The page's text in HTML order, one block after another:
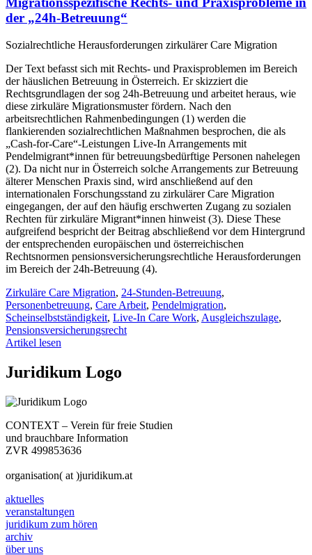
der „24h-Betreuung“
Sozialrechtliche Herausforderungen zirkulärer Care Migration
Der Text befasst sich mit Rechts- und Praxisproblemen im Bereich
der häuslichen Betreuung in Österreich. Er skizziert die
Rechtsgrundlagen der sog 24h-Betreuung und arbeitet heraus, wie
diese zirkuläre Migrationsmuster fördern. Nach den
arbeitsrechtlichen Rahmenbedingungen (1) werden die
flankierenden sozialrechtlichen Maßnahmen besprochen, die als
„Cash-for-Care“-Leistungen Live-In Arrangements mit
Pendelmigrant*innen für betreuungsbedürftige Personen nahelegen
(2). Da nicht nur in Österreich solche Arrangements zur Betreuung
älterer Menschen Praxis sind, wird anschließend auf den
internationalen Forschungsstand zu zirkulärer Care Migration
eingegangen, der auf den häufig erschwerten Zugang zu sozialen
Rechten für zirkuläre Migrant*innen hinweist (3). Diese These
aufgreifend bespricht der Beitrag abschließend vor dem Hintergrund
der entsprechenden europäischen und österreichischen
Rechtsnormen pensionsversicherungsrechtliche Herausforderungen
im Bereich der 24h-Betreuung (4).
Zirkuläre Care Migration, 24-Stunden-Betreuung,
Personenbetreuung, Care Arbeit, Pendelmigration,
Scheinselbstständigkeit, Live-In Care Work, Ausgleichszulage,
Pensionsversicherungsrecht
Artikel lesen
Juridikum Logo
CONTEXT – Verein für freie Studien
und brauchbare Information
ZVR 499853636
organisation( at )juridikum.at
aktuelles
veranstaltungen
juridikum zum hören
archiv
über uns